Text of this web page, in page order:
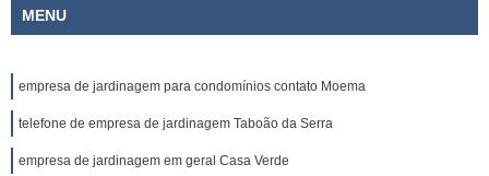
MENU
empresa de jardinagem para condomínios contato Moema
telefone de empresa de jardinagem Taboão da Serra
empresa de jardinagem em geral Casa Verde